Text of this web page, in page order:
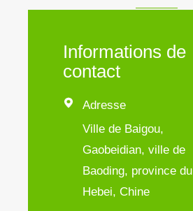
Informations de
contact

Adresse
Ville de Baigou,
Gaobeidian, ville de
Baoding, province du
Hebei, Chine